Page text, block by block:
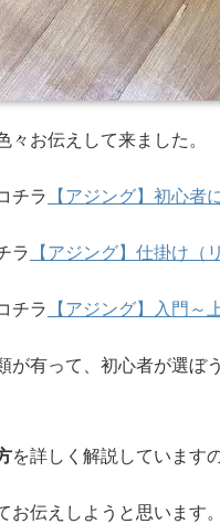
お伝えして来ました。
チラ 【アジング】初心者
ラ 【アジング】仕掛け
チラ 【アジング】入門
が有って、初心者が選ぼ
を詳しく解説しています
伝えしようと思います。